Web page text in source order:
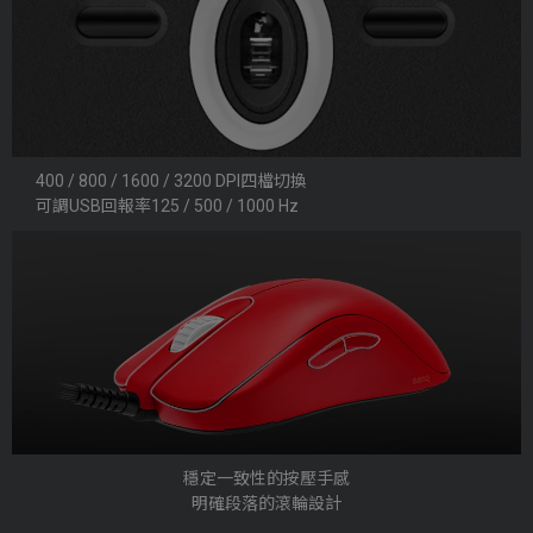
400 / 800 / 1600 / 3200 DPI四檔切換
可調USB回報率125 / 500 / 1000 Hz
穩定一致性的按壓手感
明確段落的滾輪設計